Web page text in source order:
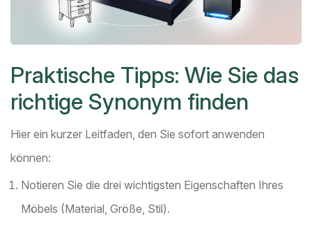
Praktische Tipps: Wie Sie das
richtige Synonym finden
Hier ein kurzer Leitfaden, den Sie sofort anwenden
können:
Notieren Sie die drei wichtigsten Eigenschaften Ihres
Möbels (Material, Größe, Stil).